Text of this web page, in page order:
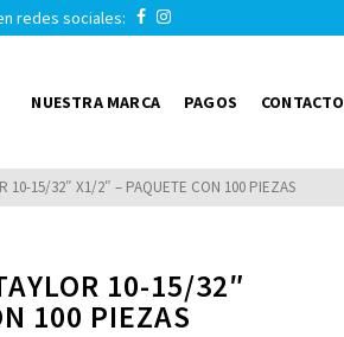
redes sociales:
NUESTRA MARCA PAGOS CONTACTO
10-15/32″ X1/2″ – PAQUETE CON 100 PIEZAS
10-15/32″
100 PIEZAS